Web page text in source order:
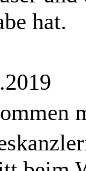
hat.